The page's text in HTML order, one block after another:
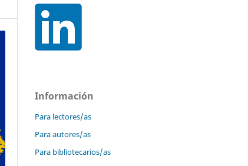
Información
Para lectores/as
Para autores/as
Para bibliotecarios/as